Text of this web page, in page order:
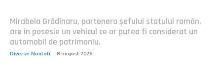
Mirabela Grădinaru, partenera șefului statului român,
are în posesie un vehicul ce ar putea fi considerat un
automobil de patrimoniu.
Diverse Noutati 8 august 2026